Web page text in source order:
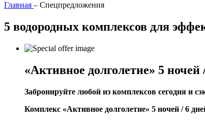
Главная – Спецпредложения
5 водородных комплексов для
«Активное долголетие» 5 ночей
Забронируйте любой из комплексов сегодня и
Комплекс «Активное долголетие» 5 ночей / 6